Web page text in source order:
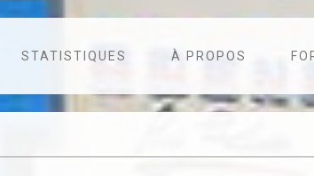
STATISTIQUES À PROPOS